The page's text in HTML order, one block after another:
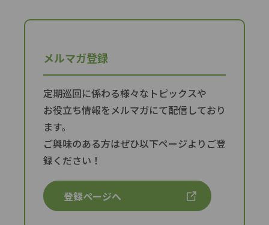
メルマガ登録
定期巡回に係わる様々なトピックスや
お役立ち情報をメルマガにて配信しており
ます。
ご興味のある方はぜひ以下ページよりご登
録ください！
登録ページへ